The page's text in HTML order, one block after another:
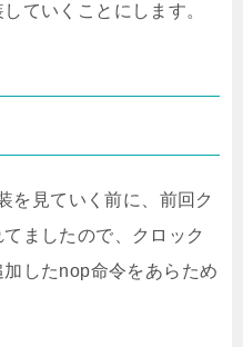
ていくことにします。
を見ていく前に、前回ク
ましたので、クロック
したnop命令をあらため